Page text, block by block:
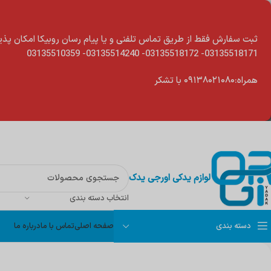
modal-check
ثبت سفارش فقط از طریق تماس تلفنی و یا پیام رسان روبیکا امکان
03135518171- 03135518172- 03135514240- 03135510359
همراه:۰۹۱۳۸۰۲۱۰۸۰ با تشکر
لوازم یدکی اورجی یدک
انتخاب دسته بندی
دسته بندی صفحه اصلیتماس با مادرباره ما